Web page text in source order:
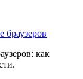
браузеров
как